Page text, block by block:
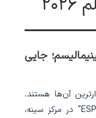
جایی
آن‌ها هستند.
بلوز آستین‌بلند سفید با چاپ ظریف "ESPRIT" در مرکز سینه،